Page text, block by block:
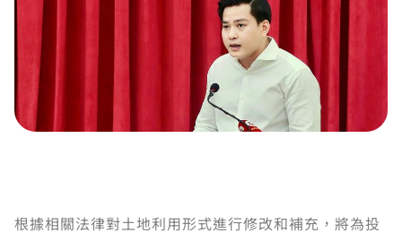
根據相關法律對土地利用形式進行修改和補充，將為投